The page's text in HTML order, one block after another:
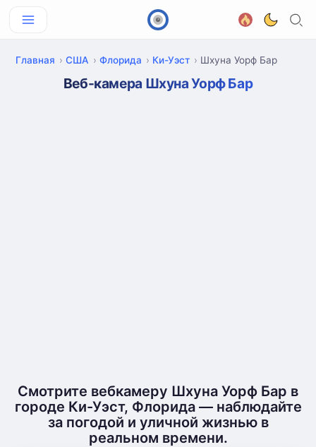
Главная США Флорида Ки-Уэст Шхуна Уорф Бар
Веб-камера Шхуна Уорф Бар
Смотрите вебкамеру Шхуна Уорф Бар в
городе Ки-Уэст, Флорида — наблюдайте
за погодой и уличной жизнью в
реальном времени.